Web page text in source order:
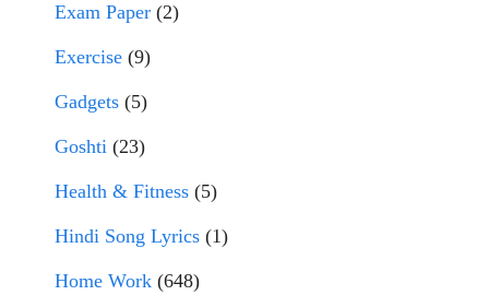
Exam Paper (2)
Exercise (9)
Gadgets (5)
Goshti (23)
Health & Fitness (5)
Hindi Song Lyrics (1)
Home Work (648)